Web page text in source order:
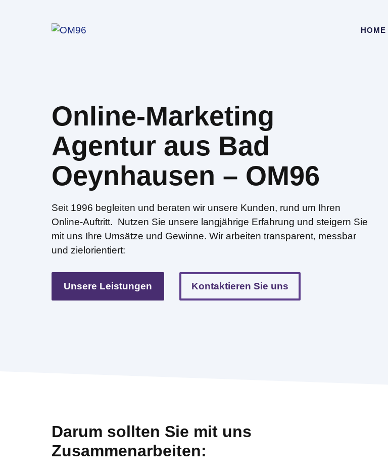
HOME
Online-Marketing
Agentur aus Bad
Oeynhausen – OM96
Seit 1996 begleiten und beraten wir unsere Kunden, rund um Ihren
Online-Auftritt. Nutzen Sie unsere langjährige Erfahrung und steigern Sie
mit uns Ihre Umsätze und Gewinne. Wir arbeiten transparent, messbar
und zielorientiert:
Unsere Leistungen Kontaktieren Sie uns
Darum sollten Sie mit uns
Zusammenarbeiten: